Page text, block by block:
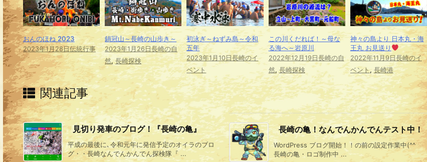
おんのほね 2023
2023年1月28日伝統行事
鍋冠山～長崎の山歩き～
2023年1月26日長崎の自
然,長崎探検
初泳ぎ～ねずみ島～令和
五年
2023年1月10日長崎のイ
ベント
この川くだれば！～母な
る海へ～岩原川
2022年12月19日 長崎の自
然,長崎探検
神々の島より 日本丸・海
王丸 お見送り
2022年11月9日長崎のイ
ベント, 長崎港
関連記事
見切り発車のブログ！『長崎の亀』
平成の最後に､令和元年に発信予定のオイラのブロ
グ・・長崎なんでんかんでん探検隊『 ...
長崎の亀！なんでんかんでんテスト中！
WordPress ブログ開始！！の前の設定作業中(^^ゞ
長崎の亀・ロゴ制作中 ...